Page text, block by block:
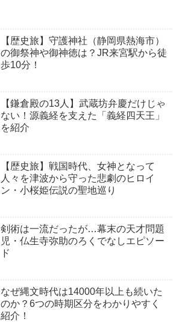
【歴史旅】守護神社（静岡県熱海市）
の御祭神や御神徳は？JR来宮駅から徒
歩10分！
【鎌倉殿の13人】武蔵坊弁慶だけじゃ
ない！源義経を支えた「義経四天王」
を紹介
【歴史旅】戦国時代、女神となって
人々を津波から守った悲劇のヒロイ
ン・小桜姫伝説の聖地巡り
剣術は一流だったが…幕末の天才問題
児・仏生寺弥助のろくでなしエピソー
ド
なぜ縄文時代は14000年以上も続いた
のか？6つの時期区分をわかりやすく
紹介！